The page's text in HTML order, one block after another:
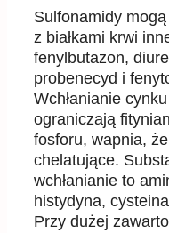
Sulfonamidy
z białkami krwi
fenylbutazon,
probenecyd i
Wchłanianie
ograniczają
fosforu, wapnia,
chelatujące.
wchłanianie to
histydyna,
Przy dużej